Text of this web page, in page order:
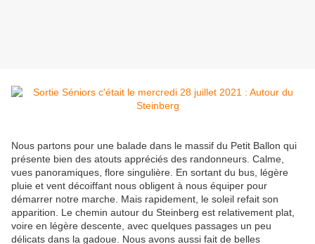
Nous partons pour une balade dans le massif du Petit Ballon qui
présente bien des atouts appréciés des randonneurs. Calme,
vues panoramiques, flore singulière. En sortant du bus, légère
pluie et vent décoiffant nous obligent à nous équiper pour
démarrer notre marche. Mais rapidement, le soleil refait son
apparition. Le chemin autour du Steinberg est relativement plat,
voire en légère descente, avec quelques passages un peu
délicats dans la gadoue. Nous avons aussi fait de belles